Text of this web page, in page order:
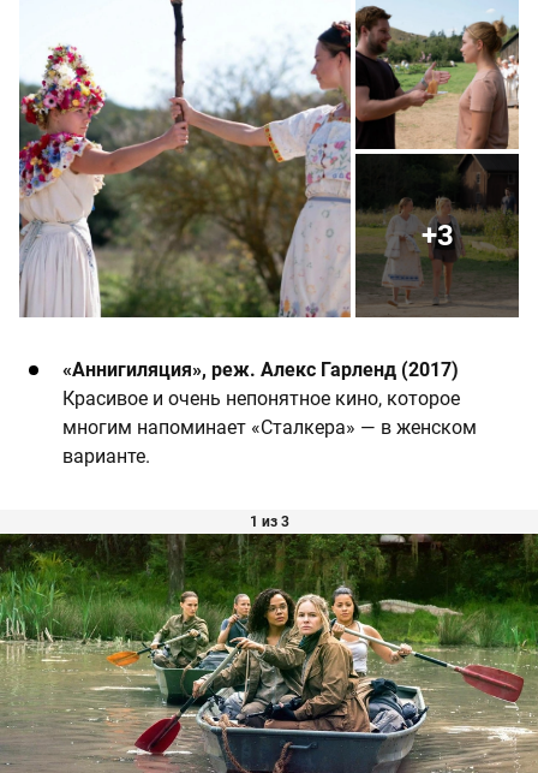
+3
«Аннигиляция», реж. Алекс Гарленд (2017)
Красивое и очень непонятное кино, которое
многим напоминает «Сталкера» — в женском
варианте.
1 из 3